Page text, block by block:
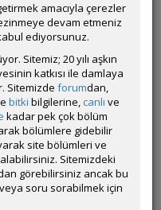
Özel Üyesi
2017 20:15
2026 17:19
Gün Ortalaması]
6 Ay)
amacıyla çerezler
devam etmeniz
ediyorsunuz.
Sitemiz; 20 yılı aşkın
katkısı ile damlaya
Sitemizde forumdan,
bitki bilgilerine, canlı ve
kadar pek çok bölüm
bölümlere gidebilir
site bölümleri ve
Sitemizdeki
görebilirsiniz ancak bu
soru sorabilmek için